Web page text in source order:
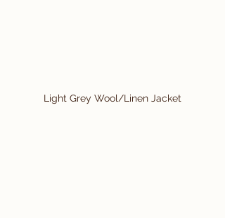
Light Grey Wool/Linen Jacket